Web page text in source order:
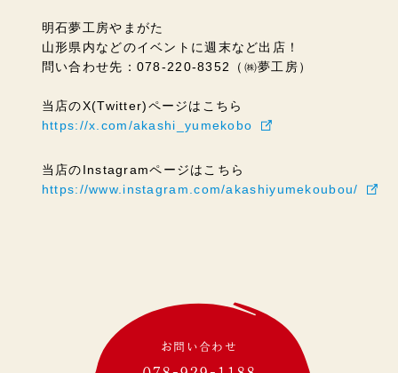
明石夢工房やまがた
山形県内などのイベントに週末など出店！
問い合わせ先：078-220-8352（㈱夢工房）
当店のX(Twitter)ページはこちら
https://x.com/akashi_yumekobo
当店のInstagramページはこちら
https://www.instagram.com/akashiyumekoubou/
お問い合わせ